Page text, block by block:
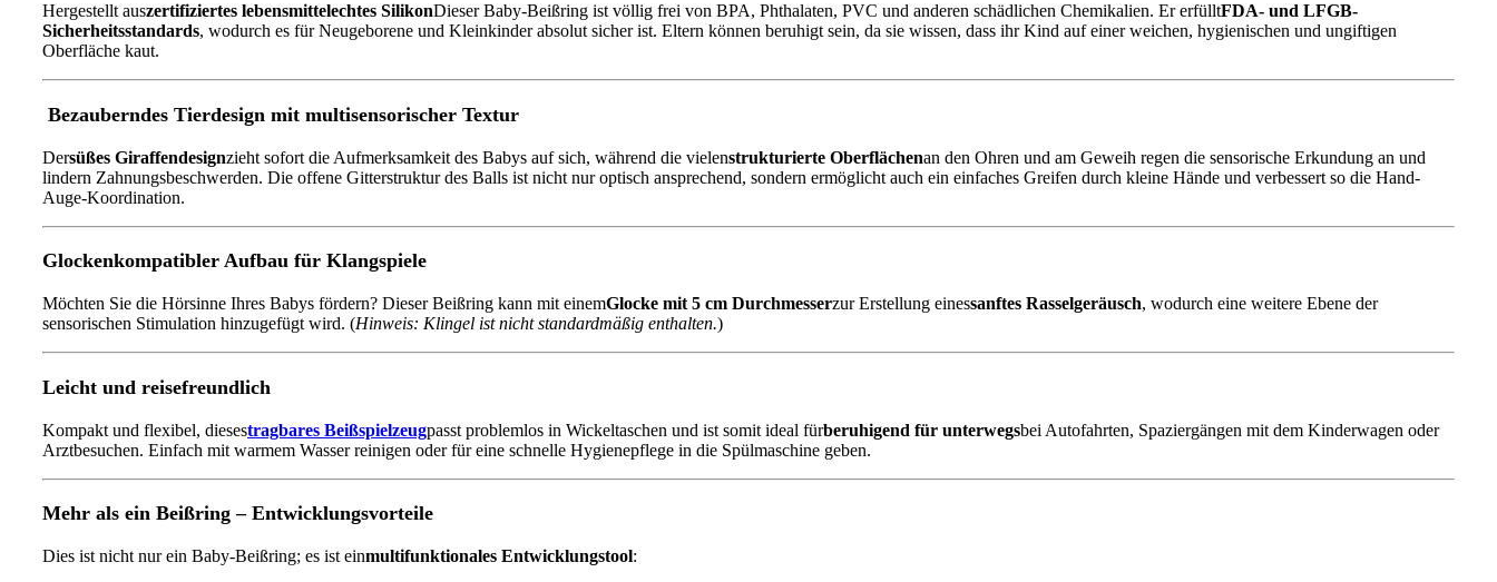
Hergestellt auszertifiziertes lebensmittelechtes SilikonDieser Baby-Beißring ist völlig frei von BPA, Phthalaten, PVC und anderen schädlichen Chemikalien. Er erfülltFDA- und LFGB-
Sicherheitsstandards, wodurch es für Neugeborene und Kleinkinder absolut sicher ist. Eltern können beruhigt sein, da sie wissen, dass ihr Kind auf einer weichen, hygienischen und ungiftigen
Oberfläche kaut.
Bezauberndes Tierdesign mit multisensorischer Textur
Dersüßes Giraffendesignzieht sofort die Aufmerksamkeit des Babys auf sich, während die vielenstrukturierte Oberflächenan den Ohren und am Geweih regen die sensorische Erkundung an und
lindern Zahnungsbeschwerden. Die offene Gitterstruktur des Balls ist nicht nur optisch ansprechend, sondern ermöglicht auch ein einfaches Greifen durch kleine Hände und verbessert so die Hand-
Auge-Koordination.
Glockenkompatibler Aufbau für Klangspiele
Möchten Sie die Hörsinne Ihres Babys fördern? Dieser Beißring kann mit einemGlocke mit 5 cm Durchmesserzur Erstellung einessanftes Rasselgeräusch, wodurch eine weitere Ebene der
sensorischen Stimulation hinzugefügt wird. (Hinweis: Klingel ist nicht standardmäßig enthalten.)
Leicht und reisefreundlich
Kompakt und flexibel, diesestragbares Beißspielzeugpasst problemlos in Wickeltaschen und ist somit ideal fürberuhigend für unterwegsbei Autofahrten, Spaziergängen mit dem Kinderwagen oder
Arztbesuchen. Einfach mit warmem Wasser reinigen oder für eine schnelle Hygienepflege in die Spülmaschine geben.
Mehr als ein Beißring – Entwicklungsvorteile
Dies ist nicht nur ein Baby-Beißring; es ist einmultifunktionales Entwicklungstool: